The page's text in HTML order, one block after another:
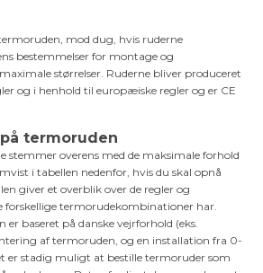
mod dug, hvis ruderne
bestemmelser for montage og
størrelser. Ruderne bliver produceret
og i henhold til europæiske regler og er CE
termoruden
stemmer overens med de maksimale forhold
i tabellen nedenfor, hvis du skal opnå
giver et overblik over de regler og
forskellige termorudekombinationer har.
er baseret på danske vejrforhold (eks.
af termoruden, og en installation fra 0-
er stadig muligt at bestille termoruder som